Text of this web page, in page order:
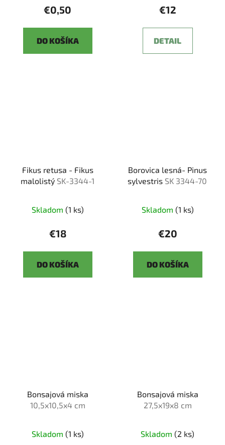
€0,50
DO KOŠÍKA
€12
DETAIL
Fikus retusa - Fikus
malolistý SK-3344-1
Skladom (1 ks)
€18
DO KOŠÍKA
Borovica lesná- Pinus
sylvestris SK 3344-70
Skladom (1 ks)
€20
DO KOŠÍKA
Bonsajová miska
10,5x10,5x4 cm
Skladom (1 ks)
Bonsajová miska
27,5x19x8 cm
Skladom (2 ks)